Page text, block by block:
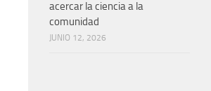
acercar la ciencia a la
comunidad
JUNIO 12, 2026